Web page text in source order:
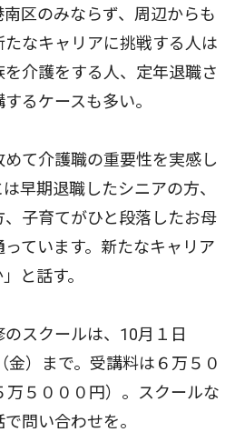
区のみならず、周辺からも
なキャリアに挑戦する人は
介護をする人、定年退職さ
るケースも多い。
て介護職の重要性を実感し
早期退職したシニアの方、
子育てがひと段落したお母
ています。新たなキャリア
と話す。
スクールは、10月１日
金）まで。受講料は６万５０
万５０００円）。スクールな
問い合わせを。